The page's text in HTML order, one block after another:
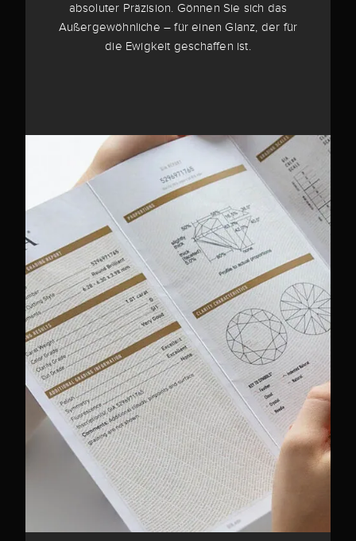
absoluter Präzision. Gönnen Sie sich das
Außergewöhnliche – für einen Glanz, der für
die Ewigkeit geschaffen ist.